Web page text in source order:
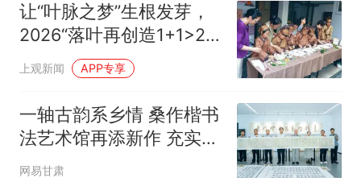
让“叶脉之梦”生根发芽，
2026“落叶再创造1+1>2”
主题书画展举办
上观新闻 APP专享
一轴古韵系乡情 桑作楷书
法艺术馆再添新作 充实榆
中文艺馆藏
网易甘肃